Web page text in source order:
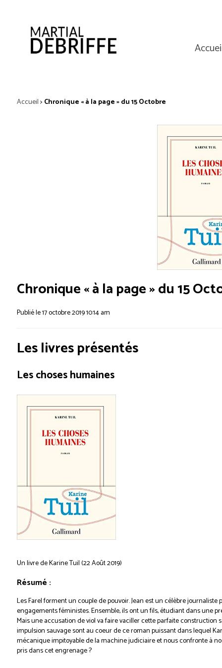
Accueil> Chronique « à la page » du 15 Octobre
Chronique « à la page » du 15
Publié le 17 octobre 2019 10:14 am
Les livres présentés
Les choses humaines
Un livre de Karine Tuil (22 Août 2019)
Résumé :
Les Farel forment un couple de pouvoir. Jean est un célèbre
engagements féministes. Ensemble, ils ont un fils, étudiant dans une
Mais une accusation de viol va faire vaciller cette parfaite construction
impulsion sauvage sont au coeur de ce roman puissant dans lequel
mécanique impitoyable de la machine judiciaire et nous confronte à
pris dans cet engrenage ?